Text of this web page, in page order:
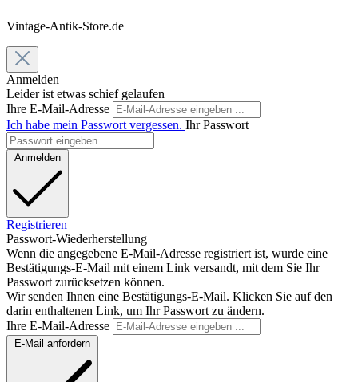
Vintage-Antik-Store.de
Anmelden
Leider ist etwas schief gelaufen
Ihre E-Mail-Adresse
Ich habe mein Passwort vergessen. Ihr Passwort
Anmelden
Registrieren
Passwort-Wiederherstellung
Wenn die angegebene E-Mail-Adresse registriert ist, wurde eine
Bestätigungs-E-Mail mit einem Link versandt, mit dem Sie Ihr
Passwort zurücksetzen können.
Wir senden Ihnen eine Bestätigungs-E-Mail. Klicken Sie auf den
darin enthaltenen Link, um Ihr Passwort zu ändern.
Ihre E-Mail-Adresse
E-Mail anfordern